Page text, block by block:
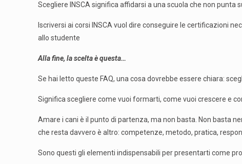
Scegliere INSCA significa affidarsi a una scuola che non
Iscriversi ai corsi INSCA vuol dire conseguire le certificazioni
allo studente
Alla fine, la scelta è questa…
Se hai letto queste FAQ, una cosa dovrebbe essere chiara:
Significa scegliere come vuoi formarti, come vuoi crescere e
Amare i cani è il punto di partenza, ma non basta. Non basta
che resta davvero è altro: competenze, metodo, pratica,
Sono questi gli elementi indispensabili per presentarti come